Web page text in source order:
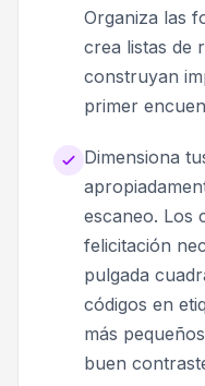
Organiza las
crea listas de
construyan
primer
Dimensiona
escaneo. Los
felicitación
pulgada
códigos en
más
buen